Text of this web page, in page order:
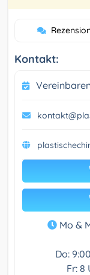
Kontakt:
Mo &
Do:
Fr: 8